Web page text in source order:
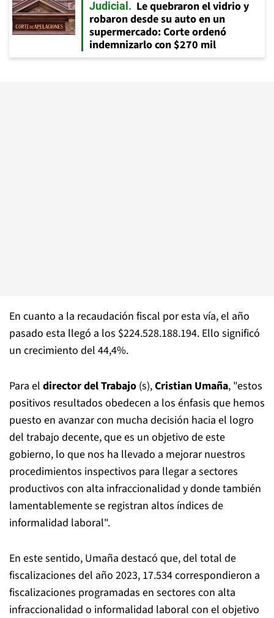
Judicial
Le quebraron el vidrio y
robaron desde su auto en un
supermercado: Corte ordenó
indemnizarlo con $270 mil
En cuanto a la recaudación fiscal por esta vía, el año
pasado esta llegó a los $224.528.188.194. Ello significó
un crecimiento del 44,4%.
Para el director del Trabajo (s),Cristian Umaña, "estos
positivos resultados obedecen a los énfasis que hemos
puesto en avanzar con mucha decisión hacia el logro
del trabajo decente, que es un objetivo de este
gobierno, lo que nos ha llevado a mejorar nuestros
procedimientos inspectivos para llegar a sectores
productivos con alta infraccionalidad y donde también
lamentablemente se registran altos índices de
informalidad laboral".
En este sentido, Umaña destacó que, del total de
fiscalizaciones del año 2023, 17.534 correspondieron a
fiscalizaciones programadas en sectores con alta
infraccionalidad o informalidad laboral con el objetivo